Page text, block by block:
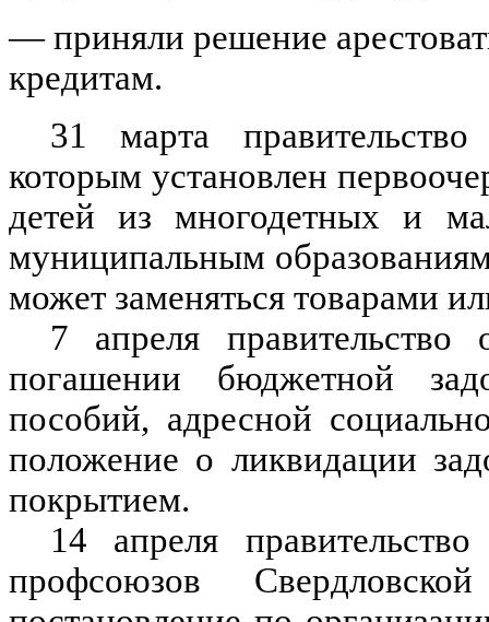
— приняли решение
кредитам.
31 марта
которым установлен
детей из многодетных и
муниципальным
может заменяться товарами
7 апреля правительство
погашении бюджетной
пособий, адресной
положение о ликвидации
покрытием.
14 апреля
профсоюзов